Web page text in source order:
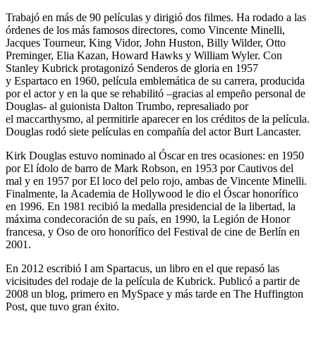
Trabajó en más de 90 películas y dirigió dos filmes. Ha rodado a las
órdenes de los más famosos directores, como Vincente Minelli,
Jacques Tourneur, King Vidor, John Huston, Billy Wilder, Otto
Preminger, Elia Kazan, Howard Hawks y William Wyler. Con
Stanley Kubrick protagonizó Senderos de gloria en 1957
y Espartaco en 1960, película emblemática de su carrera, producida
por el actor y en la que se rehabilitó –gracias al empeño personal de
Douglas- al guionista Dalton Trumbo, represaliado por
el maccarthysmo, al permitirle aparecer en los créditos de la película.
Douglas rodó siete películas en compañía del actor Burt Lancaster.
Kirk Douglas estuvo nominado al Óscar en tres ocasiones: en 1950
por El ídolo de barro de Mark Robson, en 1953 por Cautivos del
mal y en 1957 por El loco del pelo rojo, ambas de Vincente Minelli.
Finalmente, la Academia de Hollywood le dio el Óscar honorífico
en 1996. En 1981 recibió la medalla presidencial de la libertad, la
máxima condecoración de su país, en 1990, la Legión de Honor
francesa, y Oso de oro honorífico del Festival de cine de Berlín en
2001.
En 2012 escribió I am Spartacus, un libro en el que repasó las
vicisitudes del rodaje de la película de Kubrick. Publicó a partir de
2008 un blog, primero en MySpace y más tarde en The Huffington
Post, que tuvo gran éxito.